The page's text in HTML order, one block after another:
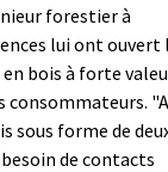
forestier à
lui ont ouvert
en bois à forte
sous forme de
de contacts